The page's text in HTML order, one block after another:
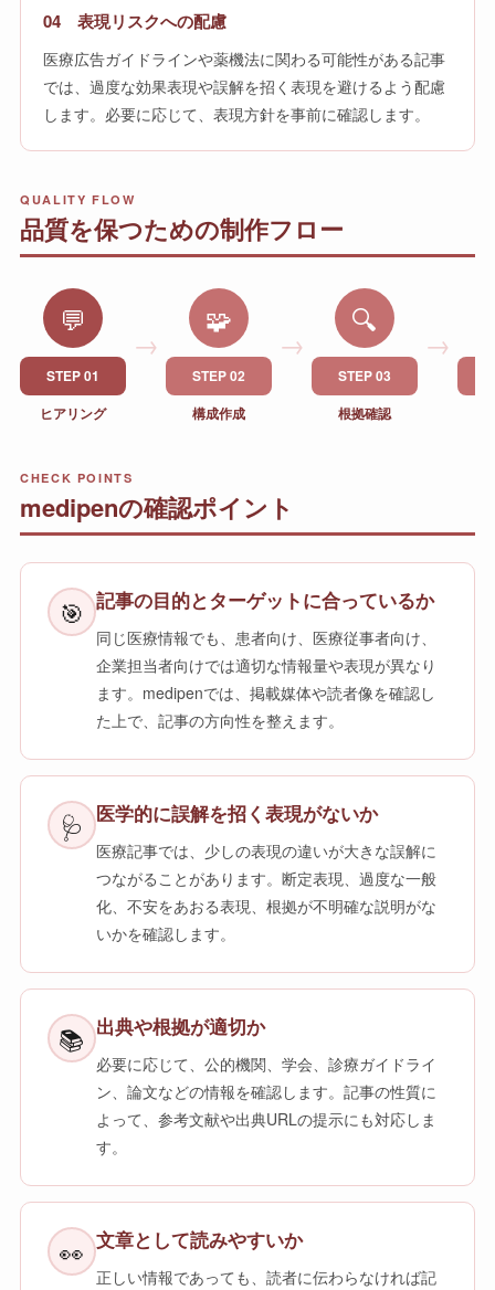
04 表現リスクへの配慮
医療広告ガイドラインや薬機法に関わる可能性がある記事
では、過度な効果表現や誤解を招く表現を避けるよう配慮
します。必要に応じて、表現方針を事前に確認します。
QUALITY FLOW
品質を保つための制作フロー
💬
STEP 01
ヒアリング
→
🧩
STEP 02
構成作成
→
🔍
STEP 03
根拠確認
→
CHECK POINTS
medipenの確認ポイント
🎯 記事の目的とターゲットに合っているか
同じ医療情報でも、患者向け、医療従事者向け、
企業担当者向けでは適切な情報量や表現が異なり
ます。medipenでは、掲載媒体や読者像を確認し
た上で、記事の方向性を整えます。
🩺 医学的に誤解を招く表現がないか
医療記事では、少しの表現の違いが大きな誤解に
つながることがあります。断定表現、過度な一般
化、不安をあおる表現、根拠が不明確な説明がな
いかを確認します。
📚 出典や根拠が適切か
必要に応じて、公的機関、学会、診療ガイドライ
ン、論文などの情報を確認します。記事の性質に
よって、参考文献や出典URLの提示にも対応しま
す。
👀 文章として読みやすいか
正しい情報であっても、読者に伝わらなければ記